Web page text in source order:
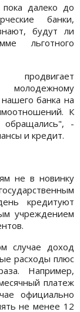
далеко до
банки,
будут ли
льготного
молодежному
банка на
К
-
и кредит.
не в новинку
кредитуют
учреждением
случае доход
расходы плюс
Например,
платеж
официально
не менее 12